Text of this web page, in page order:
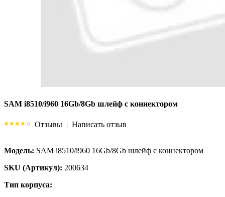
SAM i8510/i960 16Gb/8Gb шлейф с коннектором
Отзывы | Написать отзыв
Модель: SAM i8510/i960 16Gb/8Gb шлейф с коннектором
SKU (Артикул): 200634
Тип корпуса: